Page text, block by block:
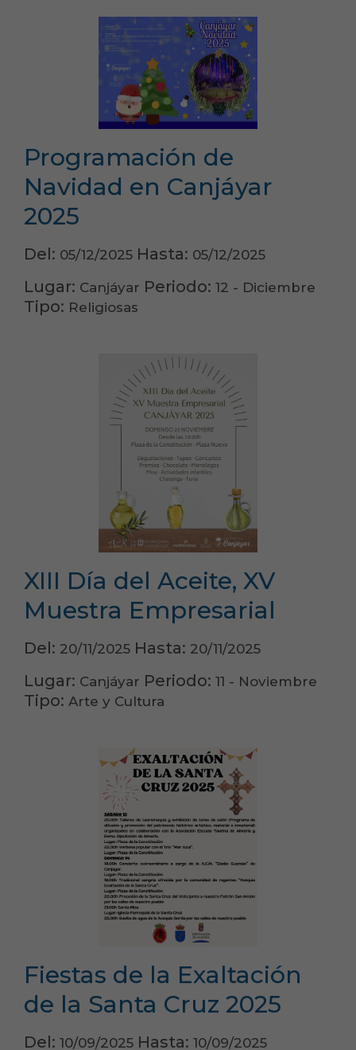
Programación de
Navidad en Canjáyar
2025
Del: 05/12/2025 Hasta: 05/12/2025
Lugar: Canjáyar Periodo: 12 - Diciembre
Tipo: Religiosas
XIII Día del Aceite, XV
Muestra Empresarial
Del: 20/11/2025 Hasta: 20/11/2025
Lugar: Canjáyar Periodo: 11 - Noviembre
Tipo: Arte y Cultura
Fiestas de la Exaltación
de la Santa Cruz 2025
Del: 10/09/2025 Hasta: 10/09/2025